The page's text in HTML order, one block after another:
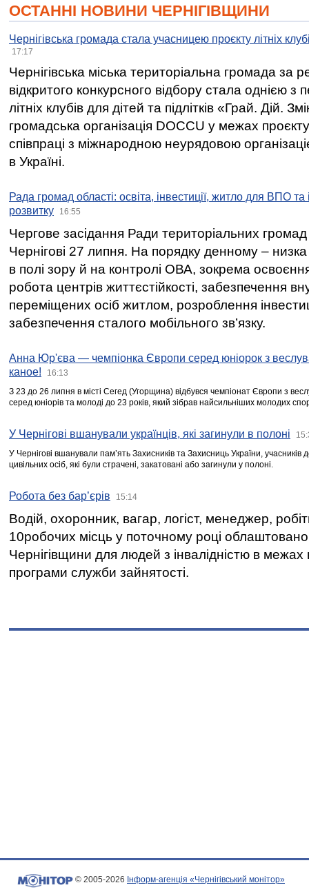
ОСТАННІ НОВИНИ ЧЕРНІГІВЩИНИ
Чернігівська громада стала учасницею проєкту літніх
17:17
Чернігівська міська територіальна громада за
відкритого конкурсного відбору стала однією
літніх клубів для дітей та підлітків «Грай. Дій.
громадська організація DOCCU у межах
співпраці з міжнародною неурядовою
в Україні.
Рада громад області: освіта, інвестиції, житло для ВПО
розвитку
16:55
Чергове засідання Ради територіальних громад
Чернігові 27 липня. На порядку денному –
в полі зору й на контролі ОВА, зокрема освоєння
робота центрів життєстійкості, забезпечення
переміщених осіб житлом, розроблення
забезпечення сталого мобільного зв’язку.
Анна Юр'єва — чемпіонка Європи серед юніорок з
каное!
16:13
З 23 до 26 липня в місті Сегед (Угорщина) відбувся чемпіонат Європи з
серед юніорів та молоді до 23 років, який зібрав найсильніших молодих
У Чернігові вшанували українців, які загинули в полоні
У Чернігові вшанували пам’ять Захисників та Захисниць України,
цивільних осіб, які були страчені, закатовані або загинули у полоні.
Робота без бар’єрів 15:14
Водій, охоронник, вагар, логіст, менеджер,
10робочих місць у поточному році
Чернігівщини для людей з інвалідністю в межах
програми служби зайнятості.
© 2005-2026 Інформ-агенція «Чернігівський монітор»